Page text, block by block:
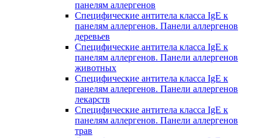
панелям аллергенов
Специфические антитела класса IgE к
панелям аллергенов. Панели аллергенов
деревьев
Специфические антитела класса IgE к
панелям аллергенов. Панели аллергенов
животных
Специфические антитела класса IgE к
панелям аллергенов. Панели аллергенов
лекарств
Специфические антитела класса IgE к
панелям аллергенов. Панели аллергенов
трав